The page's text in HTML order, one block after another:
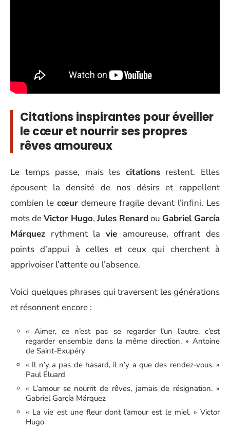
Citations inspirantes pour éveiller
le cœur et nourrir ses propres
rêves amoureux
Le temps passe, mais les citationsrestent. Elles
épousent la densité de nos désirs et rappellent
combien le cœur demeure fragile devant l’infini. Les
mots deVictor Hugo, Jules Renard ou Gabriel García
Márquez rythment la vie amoureuse, offrant des
points d’appui à celles et ceux qui cherchent à
apprivoiser l’attente ou l’absence.
Voici quelques phrases qui traversent les générations
et résonnent encore :
« Aimer, ce n’est pas se regarder l’un l’autre, c’est
regarder ensemble dans la même direction. » Antoine
de Saint-Exupéry
« Il n’y a pas de hasard, il n’y a que des rendez-vous. »
Paul Éluard
« L’amour se nourrit de rêves, jamais de résignation. »
Gabriel García Márquez
« La vie est une fleur dont l’amour est le miel. » Victor
Hugo